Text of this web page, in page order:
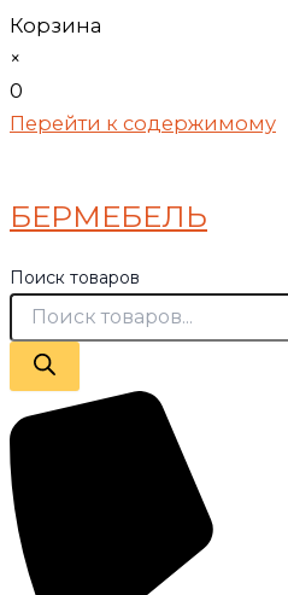
Корзина
×
0
Перейти к содержимому
БЕРМЕБЕЛЬ
Поиск товаров